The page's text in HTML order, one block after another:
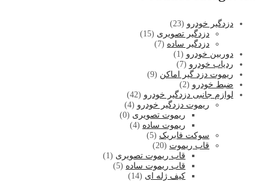
دزدگیر خودرو (23)
دزدگیر تصویری (15)
دزدگیر ساده (7)
دوربین خودرو (1)
ردیاب خودرو (7)
ریموت دزد گیر اماکن (9)
ضبط خودرو (2)
لوازم جانبی دزدگیر خودرو (42)
ریموت دزدگیر خودرو (4)
ریموت تصویری (0)
ریموت ساده (4)
سوکت فابریک (5)
قاب ریموت (20)
قاب ریموت تصویری (1)
قاب ریموت ساده (5)
کیف ژله ای (14)